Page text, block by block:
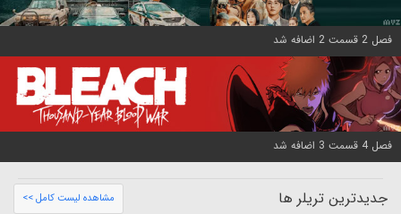
فصل 2 قسمت 2 اضافه شد
فصل 4 قسمت 3 اضافه شد
جدیدترین تریلر ها مشاهده لیست کامل >>